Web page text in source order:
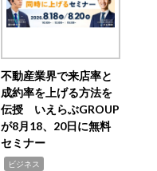
不動産業界で来店率と
成約率を上げる方法を
伝授 いえらぶGROUP
が8月18、20日に無料
セミナー
ビジネス